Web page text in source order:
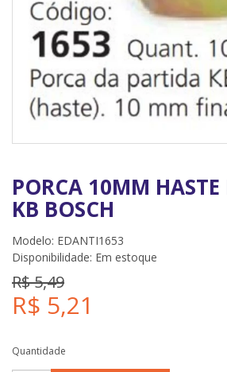
PORCA 10MM
KB BOSCH
Modelo: EDANTI1653
Disponibilidade: Em estoque
R$ 5,49
R$ 5,21
Quantidade